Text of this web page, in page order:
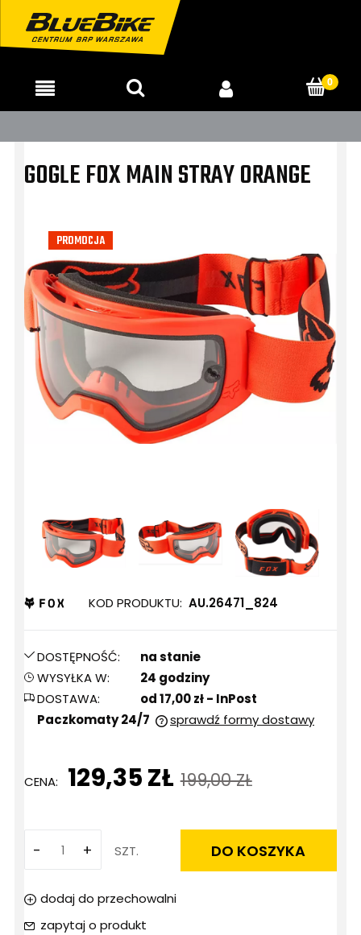
GOGLE FOX MAIN STRAY ORANGE
PROMOCJA
KOD PRODUKTU: AU.26471_824
DOSTĘPNOŚĆ:
na stanie
WYSYŁKA W:
24 godziny
DOSTAWA:
od 17,00 zł - InPost
Paczkomaty 24/7
sprawdź formy dostawy
CENA: 129,35 ZŁ 199,00 ZŁ
- + SZT. DO KOSZYKA
dodaj do przechowalni
zapytaj o produkt